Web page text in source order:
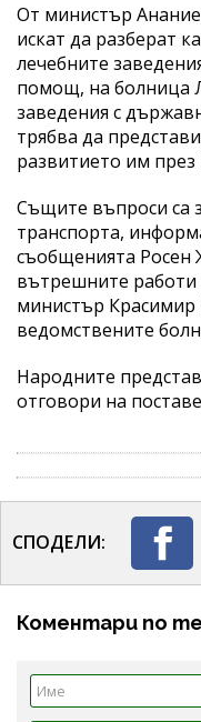
От министър
искат да разберат
лечебните
помощ, на болница
заведения с
трябва да
развитието им през
Същите въпроси са
транспорта,
съобщенията Росен
вътрешните
министър Красимир
ведомствените
Народните
отговори на
СПОДЕЛИ:
Коментари по